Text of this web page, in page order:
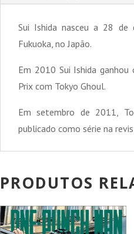
Sui Ishida nasceu a 28 de
Fukuoka, no Japão.
Em 2010 Sui Ishida ganhou
Prix com Tokyo Ghoul.
Em setembro de 2011,
publicado como série na
PRODUTOS
PROMOÇÃO!